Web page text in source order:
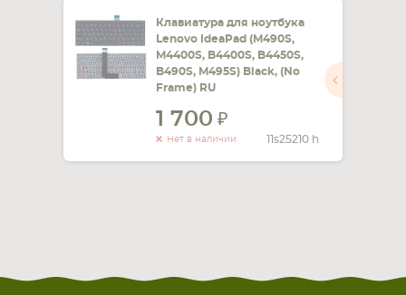
Клавиатура для ноутбука
Lenovo IdeaPad (M490S,
M4400S, B4400S, B4450S,
B490S, M495S) Black, (No
Frame) RU
1 700
Нет в наличии 11s25210 h